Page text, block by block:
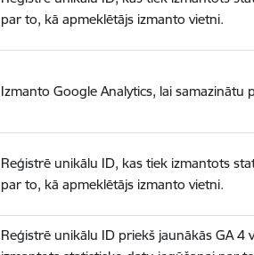
par to, kā apmeklētājs izmanto vietni.
Izmanto Google Analytics, lai samazinātu
Reģistrē unikālu ID, kas tiek izmantots
par to, kā apmeklētājs izmanto vietni.
Reģistrē unikālu ID priekš jaunākās GA 4